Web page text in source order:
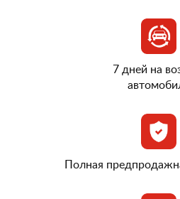
7 дней на
Полная